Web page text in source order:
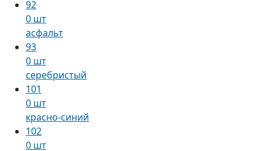
92
0 шт
асфальт
93
0 шт
серебристый
101
0 шт
красно-синий
102
0 шт